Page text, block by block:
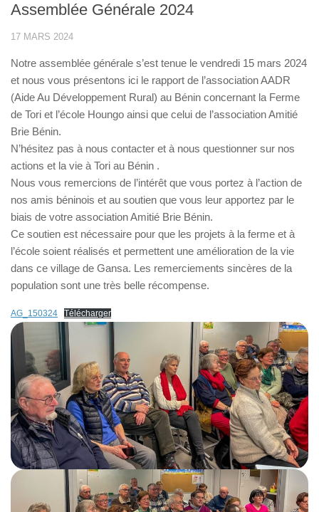
Assemblée Générale 2024
17 MARS 2024
Notre assemblée générale s’est tenue le vendredi 15 mars 2024
et nous vous présentons ici le rapport de l’association AADR
(Aide Au Développement Rural) au Bénin concernant la Ferme
de Tori et l’école Houngo ainsi que celui de l’association Amitié
Brie Bénin.
N’hésitez pas à nous contacter et à nous questionner sur nos
actions et la vie à Tori au Bénin .
Nous vous remercions de l’intérêt que vous portez à l’action de
nos amis béninois et au soutien que vous leur apportez par le
biais de votre association Amitié Brie Bénin.
Ce soutien est nécessaire pour que les projets à la ferme et à
l’école soient réalisés et permettent une amélioration de la vie
dans ce village de Gansa. Les remerciements sincères de la
population sont une très belle récompense.
AG_150324 Télécharger